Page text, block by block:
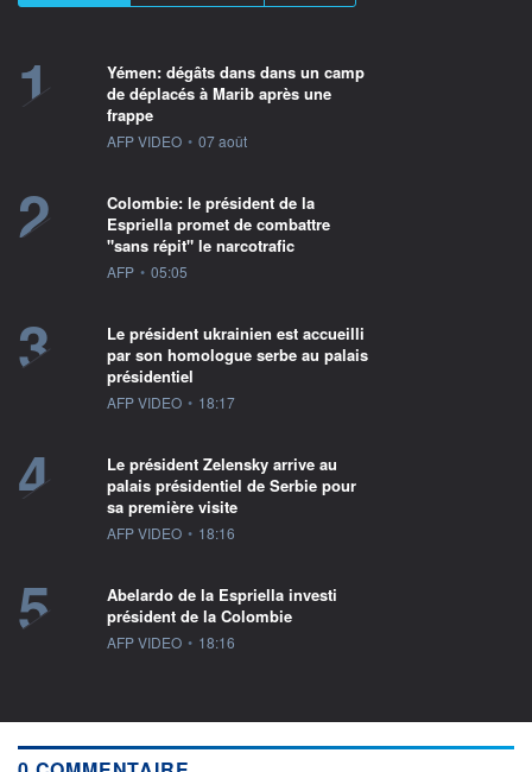
1
Yémen: dégâts dans dans un camp
de déplacés à Marib après une
frappe
information fournie par
AFP VIDEO • 07 août
2
Colombie: le président de la
Espriella promet de combattre
"sans répit" le narcotrafic
information fournie par
AFP • 05:05
3
Le président ukrainien est accueilli
par son homologue serbe au palais
présidentiel
information fournie par
AFP VIDEO • 18:17
4
Le président Zelensky arrive au
palais présidentiel de Serbie pour
sa première visite
information fournie par
AFP VIDEO • 18:16
5
Abelardo de la Espriella investi
président de la Colombie
information fournie par
AFP VIDEO • 18:16